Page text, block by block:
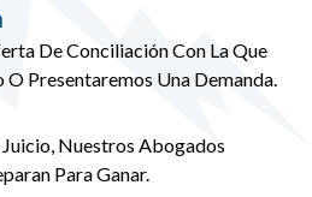
De Conciliación Con La Que
O Presentaremos Una Demanda.
Nuestros Abogados
Para Ganar.